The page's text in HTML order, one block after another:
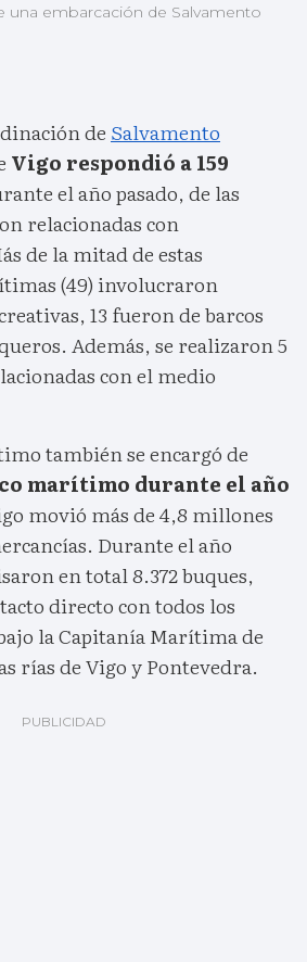
una embarcación de Salvamento
de Salvamento
Vigo respondió a 159
el año pasado, de las
relacionadas con
de la mitad de estas
(49) involucraron
13 fueron de barcos
Además, se realizaron 5
con el medio
también se encargó de
marítimo durante el año
movió más de 4,8 millones
Durante el año
en total 8.372 buques,
directo con todos los
la Capitanía Marítima de
rías de Vigo y Pontevedra.